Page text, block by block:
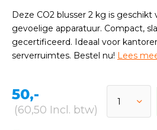
Deze CO2 blusser 2 kg is geschikt
gevoelige apparatuur. Compact,
gecertificeerd. Ideaal voor
serverruimtes. Bestel nu! Lees
50,-
(60,50 Incl. btw)